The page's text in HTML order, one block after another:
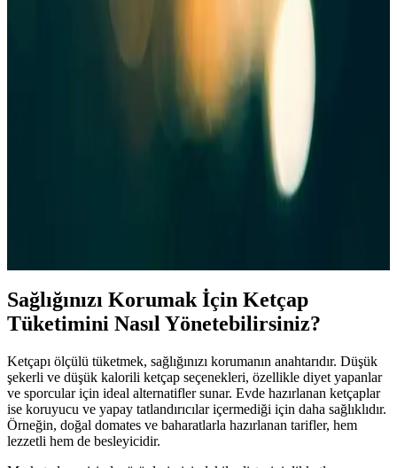
Düşük kalorili ve sodyum içeriğiyle sağlıklı beslenmeye uygun,
pratik ve lezzetli Dr Pan Şekersiz Ketçap, büyük ambalajı ve doğal
2025'te Ketçap Seçiminde Bilmeniz Gereken 5 Şok
Ketçapın içindekileri keşfedin, sağlığınızı koruyun ve bilinçli
seçimler yapın. Hemen detayları öğrenin!
2025'te Ketçapın Şok Edici Gerçekleri: Sağlığınızı
Sağlığınızı Korumak İçin Ketçap
Tüketimini Nasıl Yönetebilirsiniz?
Ketçapı ölçülü tüketmek, sağlığınızı korumanın anahtarıdır. Düşük
şekerli ve düşük kalorili ketçap seçenekleri, özellikle diyet yapanlar
ve sporcular için ideal alternatifler sunar. Evde hazırlanan ketçaplar
ise koruyucu ve yapay tatlandırıcılar içermediği için daha sağlıklıdır.
Örneğin, doğal domates ve baharatlarla hazırlanan tarifler, hem
lezzetli hem de besleyicidir.